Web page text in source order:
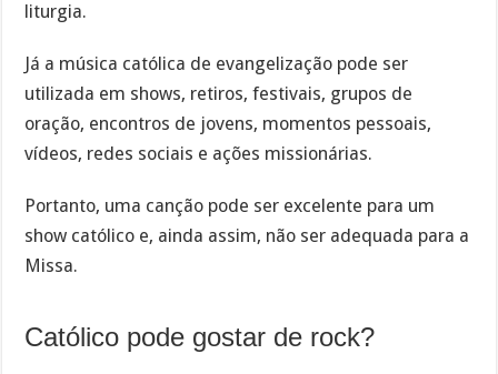
liturgia.
Já a música católica de evangelização pode ser
utilizada em shows, retiros, festivais, grupos de
oração, encontros de jovens, momentos pessoais,
vídeos, redes sociais e ações missionárias.
Portanto, uma canção pode ser excelente para um
show católico e, ainda assim, não ser adequada para a
Missa.
Católico pode gostar de rock?